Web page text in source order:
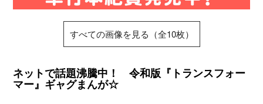
すべての画像を見る（全10枚）
ネットで話題沸騰中！ 令和版『トランスフォー
マー』ギャグまんが☆